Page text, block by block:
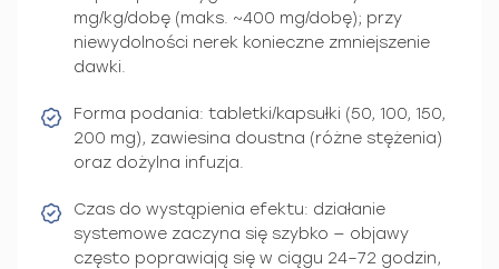
mg/kg/dobę (maks. ~400 mg/dobę); przy
niewydolności nerek konieczne zmniejszenie
dawki.
Forma podania: tabletki/kapsułki (50, 100, 150,
200 mg), zawiesina doustna (różne stężenia)
oraz dożylna infuzja.
Czas do wystąpienia efektu: działanie
systemowe zaczyna się szybko — objawy
często poprawiają się w ciągu 24–72 godzin,